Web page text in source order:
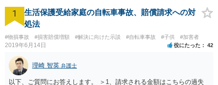
1
生活保護受給家庭の自転車事故、賠償請求への対
処法
#物損事故 #損害賠償増額 #解決に向けた示談 #自転車事故 #子供 #加害者
2019年6月14日 役にたった 42
理崎 智英 弁護士
以下、ご質問にお答えします。 ＞1、請求される金額はこちらの過失